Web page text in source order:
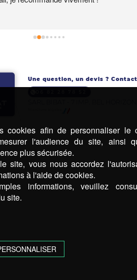
Une question, un devis ?
cookies afin de personnaliser le
l'audience du site, ainsi
plus sécurisée.
site, vous nous accordez
à l'aide de cookies.
informations, veuillez
site.